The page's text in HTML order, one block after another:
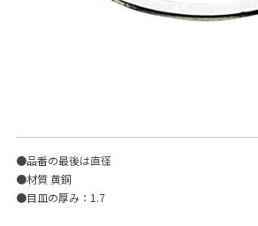
●品番の最後は直径
●材質 黄銅
●目皿の厚み：1.7